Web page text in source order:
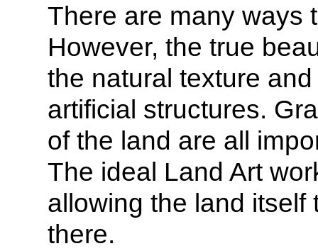
There are many ways
However, the true
the natural texture
artificial structures.
of the land are all
The ideal Land Art
allowing the land
there.